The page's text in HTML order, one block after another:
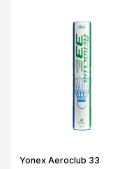
Yonex Aeroclub 33